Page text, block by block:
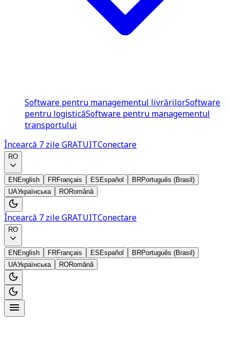
Software pentru managementul livrărilorSoftware
pentru logisticăSoftware pentru managementul
transportului
Încearcă 7 zile GRATUITConectare
RO
EN English FRFrançais ES Español BRPortuguês (Brasil)
UAУкраїнська RORomână
Încearcă 7 zile GRATUITConectare
RO
EN English FRFrançais ES Español BRPortuguês (Brasil)
UAУкраїнська RORomână